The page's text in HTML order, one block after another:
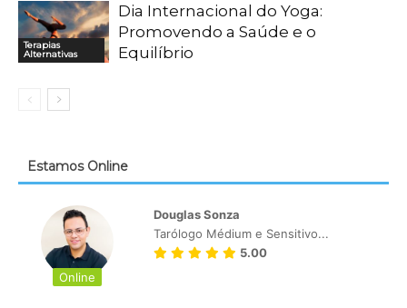
Terapias
Alternativas
Dia Internacional do Yoga:
Promovendo a Saúde e o
Equilíbrio
Estamos Online